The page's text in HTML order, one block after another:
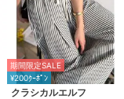
期間限定SALE
¥200ｸｰﾎﾟﾝ
クラシカルエルフ